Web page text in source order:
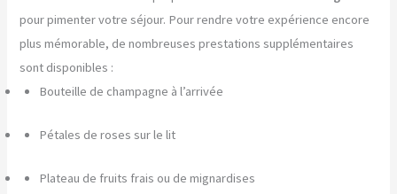
pour pimenter votre séjour. Pour rendre votre expérience encore
plus mémorable, de nombreuses prestations supplémentaires
sont disponibles :
Bouteille de champagne à l’arrivée
Pétales de roses sur le lit
Plateau de fruits frais ou de mignardises